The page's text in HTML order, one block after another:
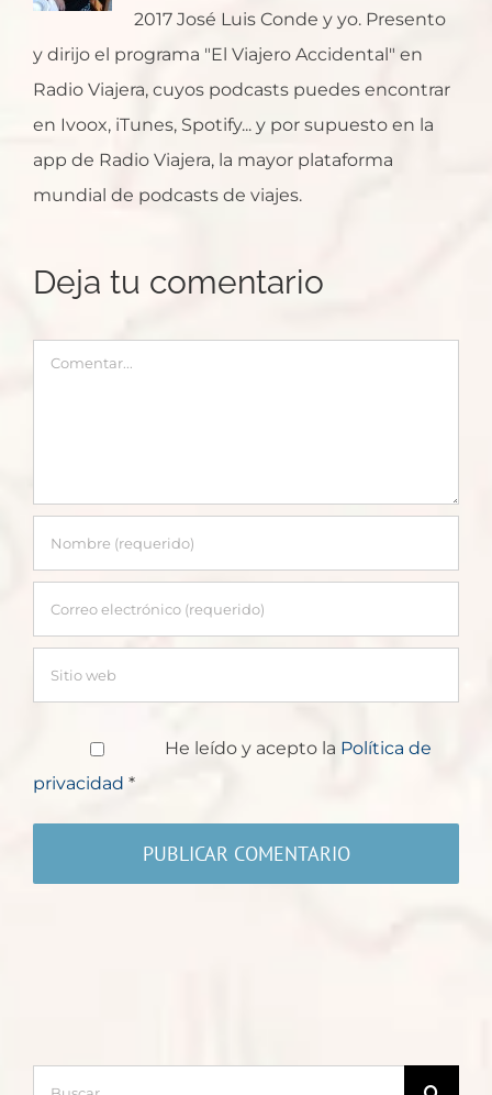
2017 José Luis Conde y yo. Presento
y dirijo el programa "El Viajero Accidental" en
Radio Viajera, cuyos podcasts puedes encontrar
en Ivoox, iTunes, Spotify... y por supuesto en la
app de Radio Viajera, la mayor plataforma
mundial de podcasts de viajes.
Deja tu comentario
Comentar
He leído y acepto la Política de
privacidad *